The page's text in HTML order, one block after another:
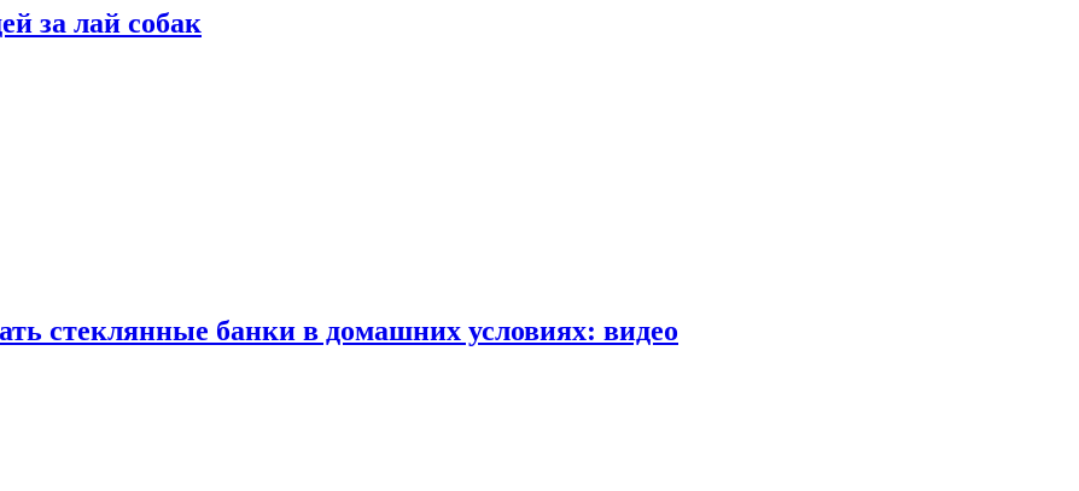
за лай собак
стеклянные банки в домашних условиях: видео